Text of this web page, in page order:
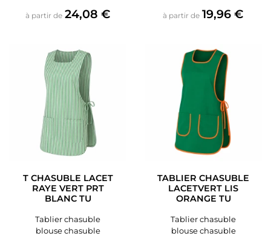
à partir de Prix
24,08 € à partir de Prix
19,96 €
T CHASUBLE LACET
RAYE VERT PRT
BLANC TU
Tablier chasuble
blouse chasuble
TABLIER CHASUBLE
LACETVERT LIS
ORANGE TU
Tablier chasuble
blouse chasuble